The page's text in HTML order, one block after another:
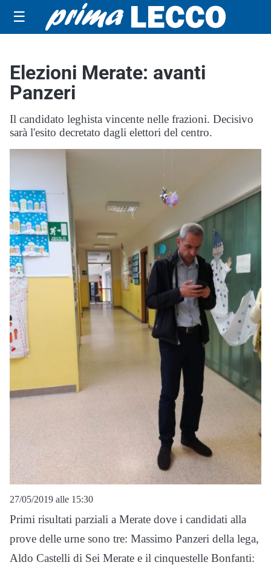
☰
Elezioni Merate: avanti
Panzeri
Il candidato leghista vincente nelle frazioni. Decisivo
sarà l'esito decretato dagli elettori del centro.
27/05/2019 alle 15:30
Primi risultati parziali a Merate dove i candidati alla
prove delle urne sono tre: Massimo Panzeri della lega,
Aldo Castelli di Sei Merate e il cinquestelle Bonfanti: